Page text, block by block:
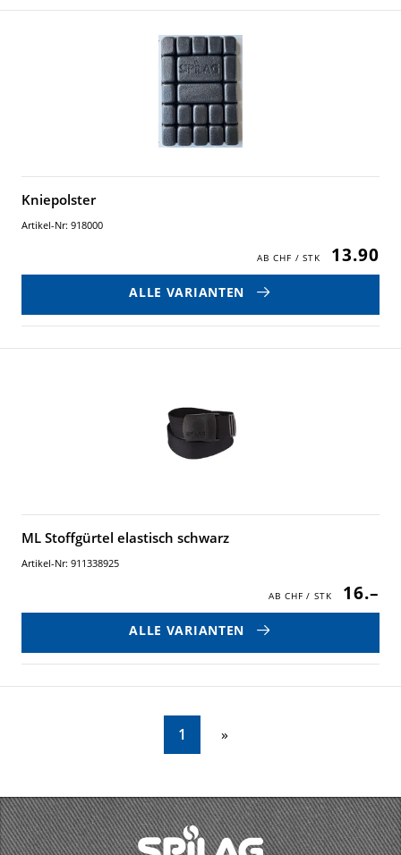
Kniepolster
Artikel-Nr: 918000
13.90
ALLE VARIANTEN
ML Stoffgürtel elastisch schwarz
Artikel-Nr: 911338925
16.–
ALLE VARIANTEN
1